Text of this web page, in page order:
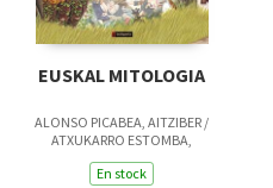
EUSKAL MITOLOGIA
ALONSO PICABEA, AITZIBER /
ATXUKARRO ESTOMBA,
GRAJIRENA, IZASKUN
En stock